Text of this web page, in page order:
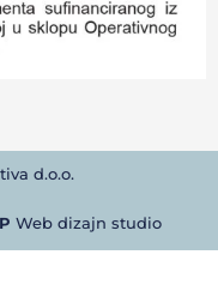
d.o.o.
Web dizajn studio